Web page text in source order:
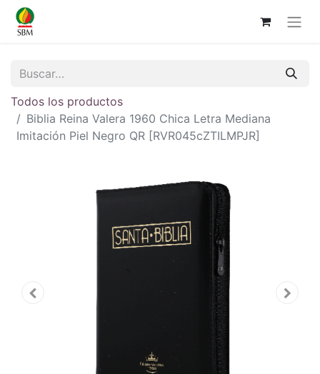
Todos los productos
Biblia Reina Valera 1960 Chica Letra Mediana
Imitación Piel Negro QR [RVR045cZTILMPJR]